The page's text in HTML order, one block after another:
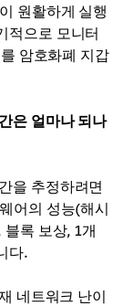
원활하게 실행
적으로 모니터
암호화폐 지갑
은 얼마나 되나
을 추정하려면
어의 성능(해시
록 보상, 1개
다.
네트워크 난이